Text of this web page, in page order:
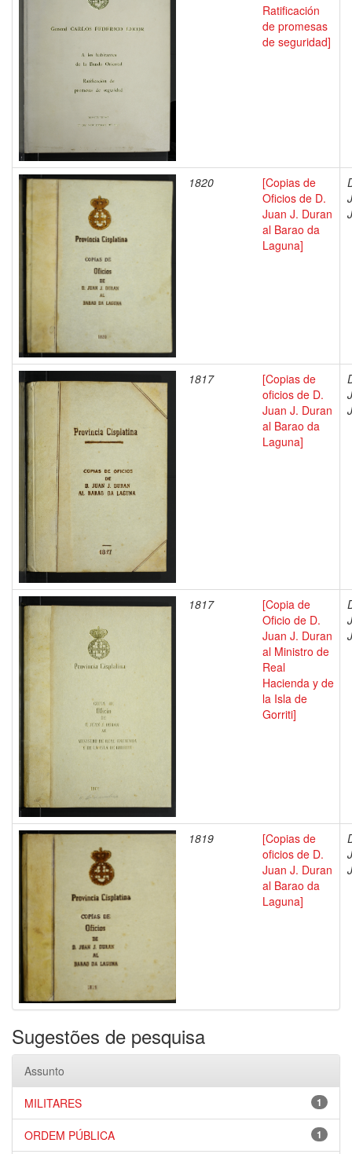
Ratificación
de promesas
de seguridad]
1820
[Copias de
Oficios de D.
Juan J. Duran
al Barao da
Laguna]
1817
[Copias de
oficios de D.
Juan J. Duran
al Barao da
Laguna]
1817
[Copia de
Oficio de D.
Juan J. Duran
al Ministro de
Real
Hacienda y de
la Isla de
Gorriti]
1819
[Copias de
oficios de D.
Juan J. Duran
al Barao da
Laguna]
Sugestões de pesquisa
Assunto
1
MILITARES
1
ORDEM PÚBLICA